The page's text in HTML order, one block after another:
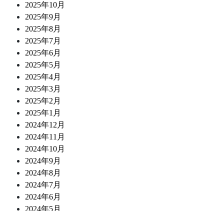
2025年10月
2025年9月
2025年8月
2025年7月
2025年6月
2025年5月
2025年4月
2025年3月
2025年2月
2025年1月
2024年12月
2024年11月
2024年10月
2024年9月
2024年8月
2024年7月
2024年6月
2024年5月